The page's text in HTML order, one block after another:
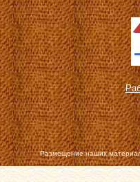
Размещение наших